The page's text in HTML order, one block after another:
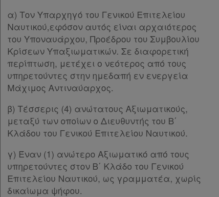
α) Τον Υπαρχηγό του Γενικού Επιτελείου
Ναυτικού,εφόσον αυτός είναι αρχαιότερος
του Υποναυάρχου, Προέδρου του Συμβουλίου
Κρίσεων Υπαξιωματικών. Σε διαφορετική
περίπτωση, μετέχει ο νεότερος από τους
υπηρετούντες στην ημεδαπή εν ενεργεία
Μάχιμος Αντιναύαρχος.
β) Τέσσερις (4) ανώτατους Αξιωματικούς,
μεταξύ των οποίων ο Διευθυντής του Β΄
Κλάδου του Γενικού Επιτελείου Ναυτικού.
γ) Έναν (1) ανώτερο Αξιωματικό από τους
υπηρετούντες στον Β΄ Κλάδο του Γενικού
Επιτελείου Ναυτικού, ως γραμματέα, χωρίς
δικαίωμα ψήφου.